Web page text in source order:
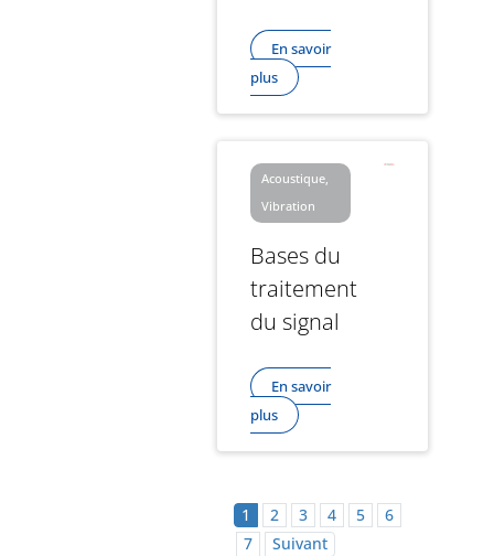
En savoir
plus
Acoustique,
Vibration
Bases du
traitement
du signal
En savoir
plus
1 2 3 4 5
6
7
Suivant